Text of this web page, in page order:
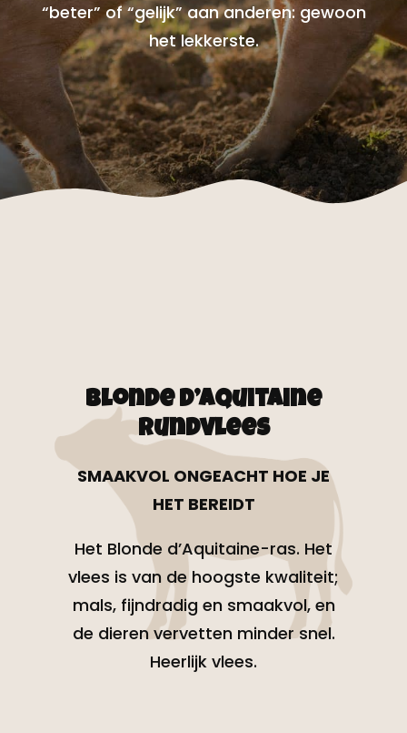
“beter” of “gelijk” aan anderen: gewoon
het lekkerste.
Blonde d’Aquitaine
rundvlees
SMAAKVOL ONGEACHT HOE JE
HET BEREIDT
Het Blonde d’Aquitaine-ras. Het
vlees is van de hoogste kwaliteit;
mals, fijndradig en smaakvol, en
de dieren vervetten minder snel.
Heerlijk vlees.